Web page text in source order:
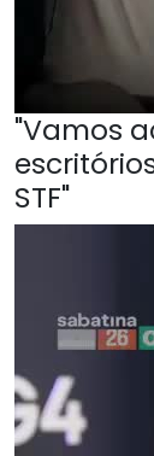
"Vamos
STF"